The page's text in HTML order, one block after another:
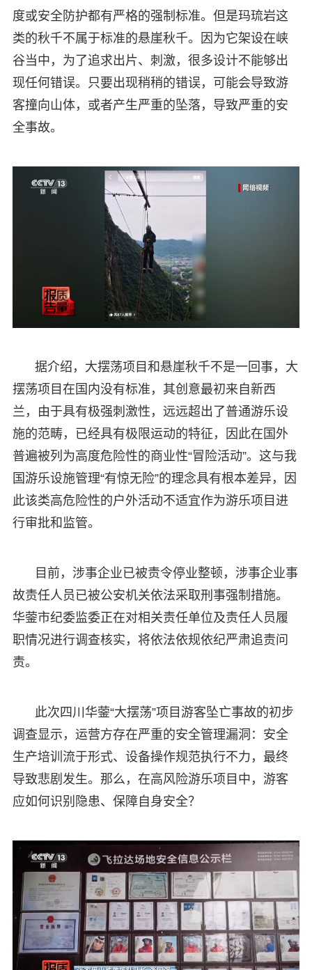
度或安全防护都有严格的强制标准。但是玛琉岩这
类的秋千不属于标准的悬崖秋千。因为它架设在峡
谷当中，为了追求出片、刺激，很多设计不能够出
现任何错误。只要出现稍稍的错误，可能会导致游
客撞向山体，或者产生严重的坠落，导致严重的安
全事故。
据介绍，大摆荡项目和悬崖秋千不是一回事，大
摆荡项目在国内没有标准，其创意最初来自新西
兰，由于具有极强刺激性，远远超出了普通游乐设
施的范畴，已经具有极限运动的特征，因此在国外
普遍被列为高度危险性的商业性“冒险活动”。这与我
国游乐设施管理“有惊无险”的理念具有根本差异，因
此该类高危险性的户外活动不适宜作为游乐项目进
行审批和监管。
目前，涉事企业已被责令停业整顿，涉事企业事
故责任人员已被公安机关依法采取刑事强制措施。
华蓥市纪委监委正在对相关责任单位及责任人员履
职情况进行调查核实，将依法依规依纪严肃追责问
责。
此次四川华蓥“大摆荡”项目游客坠亡事故的初步
调查显示，运营方存在严重的安全管理漏洞：安全
生产培训流于形式、设备操作规范执行不力，最终
导致悲剧发生。那么，在高风险游乐项目中，游客
应如何识别隐患、保障自身安全？